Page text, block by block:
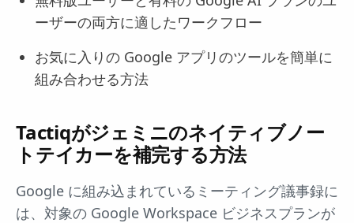
ーザーの両方に適したワークフロー
お気に入りの Google アプリのツールを簡単に
組み合わせる方法
Tactiqがジェミニのネイティブノー
トテイカーを補完する方法
Google に組み込まれているミーティング議事録に
は、対象の Google Workspace ビジネスプランが